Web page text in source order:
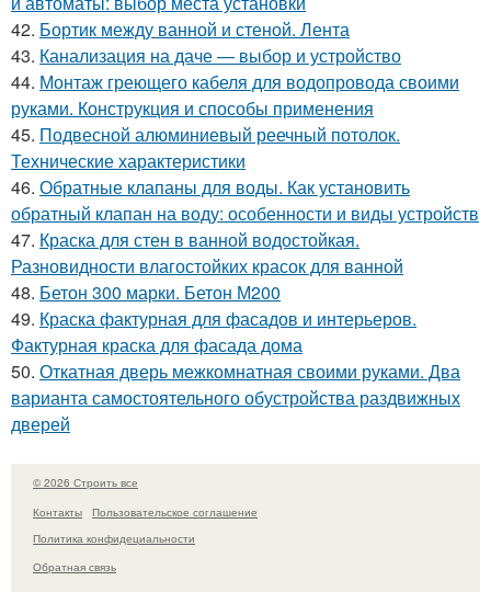
42. Бортик между ванной и стеной. Лента
43. Канализация на даче — выбор и устройство
44. Монтаж греющего кабеля для водопровода своими
руками. Конструкция и способы применения
45. Подвесной алюминиевый реечный потолок.
Технические характеристики
46. Обратные клапаны для воды. Как установить
обратный клапан на воду: особенности и виды устройств
47. Краска для стен в ванной водостойкая.
Разновидности влагостойких красок для ванной
48. Бетон 300 марки. Бетон М200
49. Краска фактурная для фасадов и интерьеров.
Фактурная краска для фасада дома
50. Откатная дверь межкомнатная своими руками. Два
варианта самостоятельного обустройства раздвижных
дверей
© 2026 Строить все
Контакты
Пользовательское соглашение
Политика конфидециальности
Обратная связь